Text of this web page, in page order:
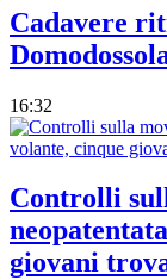
Cadavere
16:32
Controlli
giovani